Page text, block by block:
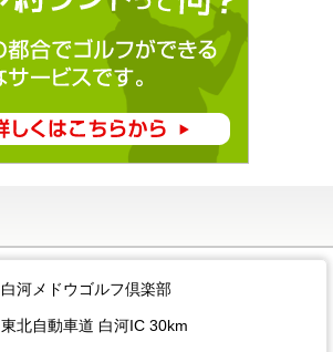
白河メドウゴルフ倶楽部
東北自動車道 白河IC 30km